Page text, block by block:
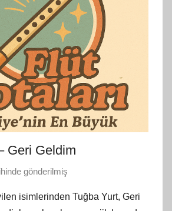
Geri Geldim
gönderilmiş
ü
isimlerinden Tuğba Yurt, Geri